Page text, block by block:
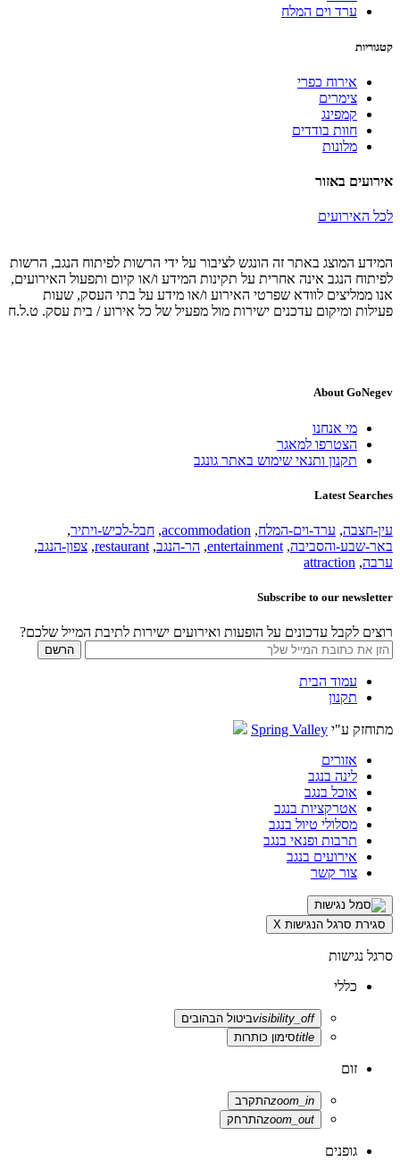
ערד וים המלח
קטגוריות
אירוח כפרי
צימרים
קמפינג
חוות בודדים
מלונות
אירועים באזור
לכל האירועים
המידע המוצג באתר זה הונגש לציבור על ידי הרשות לפיתוח הנגב, הרשות
לפיתוח הנגב אינה אחרית על תקינות המידע ו/או קיום ותפעול האירועים,
אנו ממליצים לוודא שפרטי האירוע ו/או מידע על בתי העסק, שעות
פעילות ומיקום עדכנים ישירות מול מפעיל של כל אירוע / בית עסק. ט.ל.ח
About GoNegev
מי אנחנו
הצטרפו למאגר
תקנון ותנאי שימוש באתר גונגב
Latest Searches
עין-חצבה, ערד-וים-המלח,
accommodation
, חבל-לכיש-ויתיר,
באר-שבע-והסביבה,
entertainment
, הר-הנגב,
restaurant
, צפון-הנגב,
ערבה,
attraction
Subscribe to our newsletter
רוצים לקבל עדכונים על הופעות ואירועים ישירות לתיבת המייל שלכם?
עמוד הבית
תקנון
מתוחזק ע"י Spring Valley
אזורים
לינה בנגב
אוכל בנגב
אטרקציות בנגב
מסלולי טיול בנגב
תרבות ופנאי בנגב
אירועים בנגב
צור קשר
סגירת סרגל הנגישות X
סרגל נגישות
כללי
visibility_offביטול הבהובים
titleסימון כותרות
זום
zoom_inהתקרב
zoom_outהתרחק
גופנים